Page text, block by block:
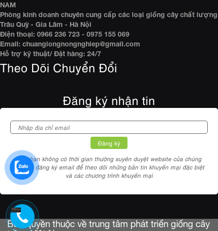
NAM
Phòng kinh doanh chuyên cung cấp các loại giống cây chất lượng
Trâu Quỳ - Gia Lâm - Hà Nội
Điện thoại: 0966 236 723 - 0975 155 069
Email: chuangiongnongnghiep@gmail.com
Hỗ trợ kỹ thuật/ Đặt hàng: 24/7
Theo Dõi Chuyển Đổi
Đăng ký nhận tin
Nếu bạn không có thời gian thường xuyên duyệt website của chúng
tôi.Hãy đăng ký email để theo dõi những bản tin khuyến mại đặc biệt
và các chương trình khuyến mại
Bản quyền thuộc về trung tâm phát triển giống cây